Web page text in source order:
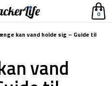
0
kan vand holde sig – Guide til
vand